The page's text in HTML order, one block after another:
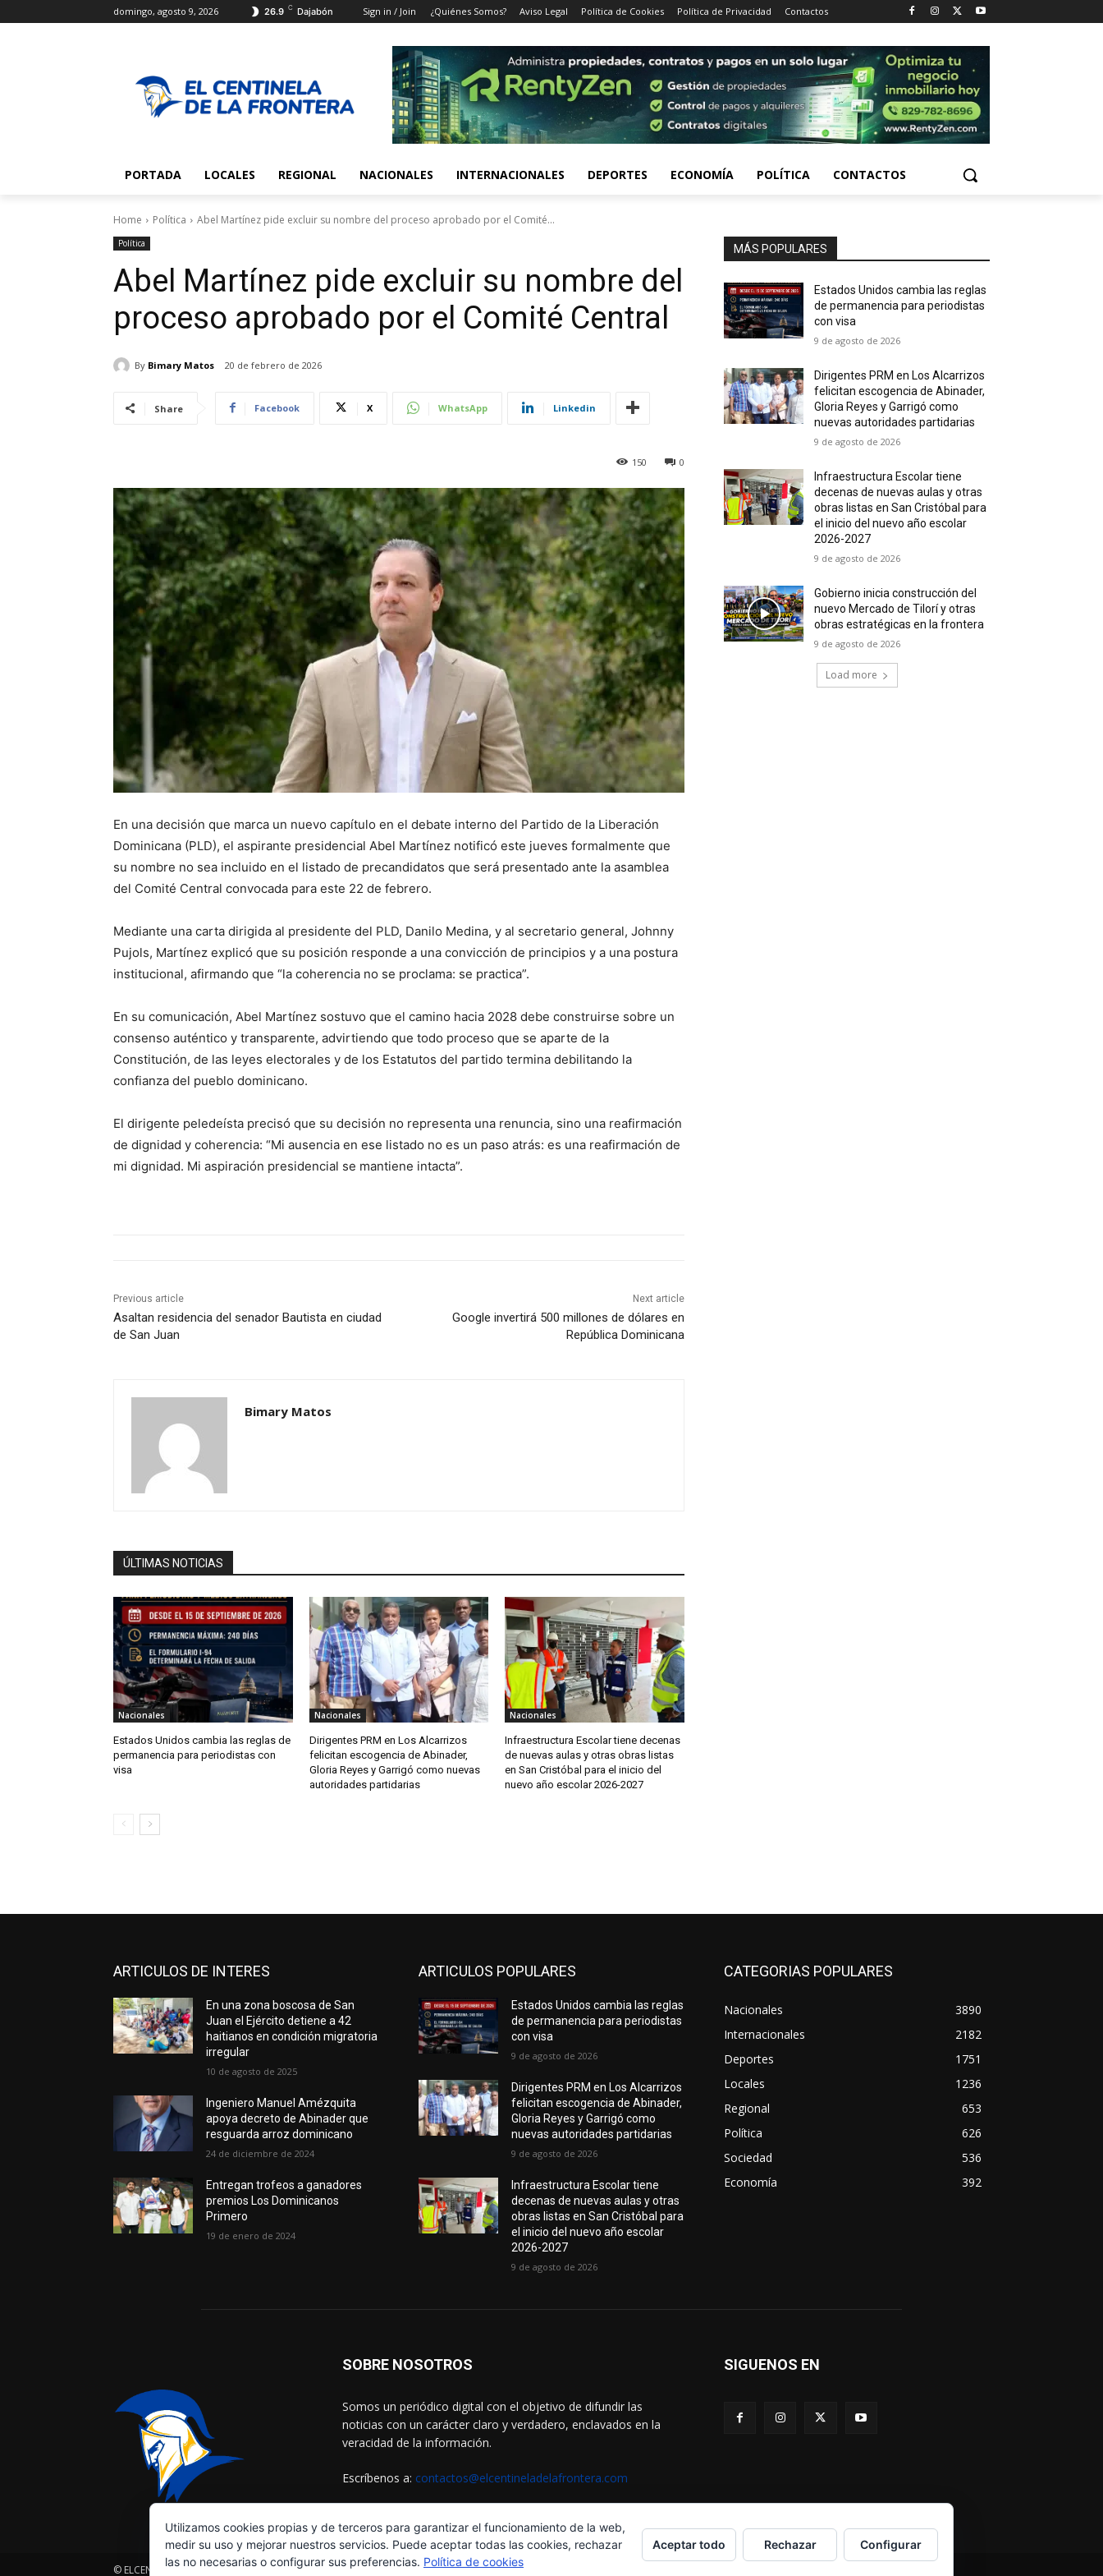
domingo, agosto 9, 2026 26.9 C Dajabón Sign in / Join ¿Quiénes Somos? Aviso Legal Política de Cookies Política de Privacidad Contactos
PORTADA LOCALES REGIONAL NACIONALES INTERNACIONALES DEPORTES ECONOMÍA POLÍTICA CONTACTOS
Home Política Abel Martínez pide excluir su nombre del proceso aprobado por el Comité...
Política
Abel Martínez pide excluir su nombre del
proceso aprobado por el Comité Central
By Bimary Matos 20 de febrero de 2026
Share Facebook X WhatsApp Linkedin
0
150
En una decisión que marca un nuevo capítulo en el debate interno del Partido de la Liberación
Dominicana (PLD), el aspirante presidencial Abel Martínez notificó este jueves formalmente que
su nombre no sea incluido en el listado de precandidatos que será presentado ante la asamblea
del Comité Central convocada para este 22 de febrero.
Mediante una carta dirigida al presidente del PLD, Danilo Medina, y al secretario general, Johnny
Pujols, Martínez explicó que su posición responde a una convicción de principios y a una postura
institucional, afirmando que “la coherencia no se proclama: se practica”.
En su comunicación, Abel Martínez sostuvo que el camino hacia 2028 debe construirse sobre un
consenso auténtico y transparente, advirtiendo que todo proceso que se aparte de la
Constitución, de las leyes electorales y de los Estatutos del partido termina debilitando la
confianza del pueblo dominicano.
El dirigente peledeísta precisó que su decisión no representa una renuncia, sino una reafirmación
de dignidad y coherencia: “Mi ausencia en ese listado no es un paso atrás: es una reafirmación de
mi dignidad. Mi aspiración presidencial se mantiene intacta”.
Previous article
Asaltan residencia del senador Bautista en ciudad
de San Juan
Next article
Google invertirá 500 millones de dólares en
República Dominicana
Bimary Matos
ÚLTIMAS NOTICIAS
Nacionales
Estados Unidos cambia las reglas de
permanencia para periodistas con
visa
Nacionales
Dirigentes PRM en Los Alcarrizos
felicitan escogencia de Abinader,
Gloria Reyes y Garrigó como nuevas
autoridades partidarias
Nacionales
Infraestructura Escolar tiene decenas
de nuevas aulas y otras obras listas
en San Cristóbal para el inicio del
nuevo año escolar 2026-2027
MÁS POPULARES
Estados Unidos cambia las reglas
de permanencia para periodistas
con visa
9 de agosto de 2026
Dirigentes PRM en Los Alcarrizos
felicitan escogencia de Abinader,
Gloria Reyes y Garrigó como
nuevas autoridades partidarias
9 de agosto de 2026
Infraestructura Escolar tiene
decenas de nuevas aulas y otras
obras listas en San Cristóbal para
el inicio del nuevo año escolar
2026-2027
9 de agosto de 2026
Gobierno inicia construcción del
nuevo Mercado de Tilorí y otras
obras estratégicas en la frontera
9 de agosto de 2026
Load more
ARTICULOS DE INTERES
En una zona boscosa de San
Juan el Ejército detiene a 42
haitianos en condición migratoria
irregular
10 de agosto de 2025
Ingeniero Manuel Amézquita
apoya decreto de Abinader que
resguarda arroz dominicano
24 de diciembre de 2024
Entregan trofeos a ganadores
premios Los Dominicanos
Primero
19 de enero de 2024
ARTICULOS POPULARES
Estados Unidos cambia las reglas
de permanencia para periodistas
con visa
9 de agosto de 2026
Dirigentes PRM en Los Alcarrizos
felicitan escogencia de Abinader,
Gloria Reyes y Garrigó como
nuevas autoridades partidarias
9 de agosto de 2026
Infraestructura Escolar tiene
decenas de nuevas aulas y otras
obras listas en San Cristóbal para
el inicio del nuevo año escolar
2026-2027
9 de agosto de 2026
CATEGORIAS POPULARES
Nacionales
3890
Internacionales
2182
Deportes
1751
Locales
1236
Regional
653
Política
626
Sociedad
536
Economía
392
SOBRE NOSOTROS
Somos un periódico digital con el objetivo de difundir las
noticias con un carácter claro y verdadero, enclavados en la
veracidad de la información.
Escríbenos a: contactos@elcentineladelafrontera.com
SIGUENOS EN
© ELCENTINELADELAFRONTERA.COM byMultiServicios Helena
Utilizamos cookies propias y de terceros para garantizar el funcionamiento de la web,
medir su uso y mejorar nuestros servicios. Puede aceptar todas las cookies, rechazar
las no necesarias o configurar sus preferencias. Política de cookies
Aceptar todo Rechazar Configurar